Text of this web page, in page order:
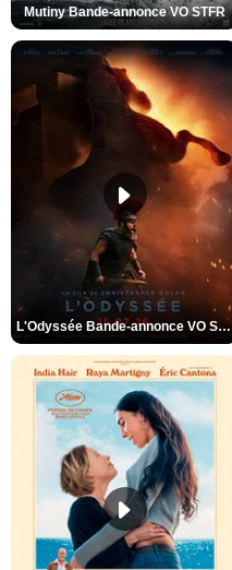
Mutiny Bande-annonce VO STFR
L'Odyssée Bande-annonce VO STFR